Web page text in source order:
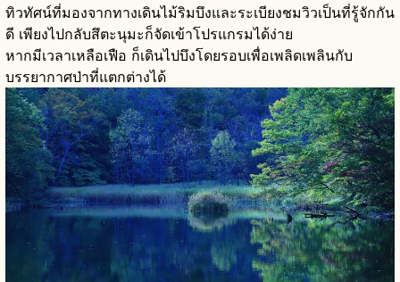
ทิวทัศน์ที่มองจากทางเดินไม้ริมบึงและระเบียงชมวิวเป็นที่รู้จักกัน
ดี เพียงไปกลับสึตะนุมะก็จัดเข้าโปรแกรมได้ง่าย
หากมีเวลาเหลือเฟือ ก็เดินไปบึงโดยรอบเพื่อเพลิดเพลินกับ
บรรยากาศป่าที่แตกต่างได้